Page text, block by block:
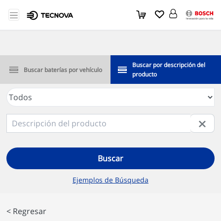
Buscar baterías por vehículo
Buscar por descripción del
producto
Buscar
Ejemplos de Búsqueda
< Regresar